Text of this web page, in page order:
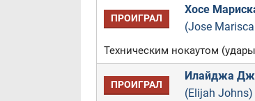
ПРОИГРАЛ
Хосе
(Jose
Техническим нокаутом
ПРОИГРАЛ
Илайджа
(Elijah Johns)